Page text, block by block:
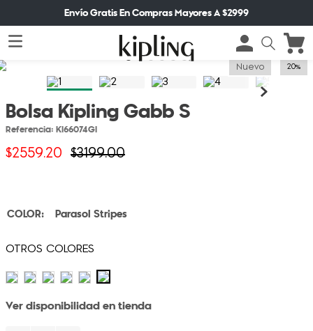
Envío Gratis En Compras Mayores A $2999
Nuevo 20%
Bolsa Kipling Gabb S
Referencia: KI66074GI
$2559.20 $3199.00
Parasol Stripes
Ver disponibilidad en tienda